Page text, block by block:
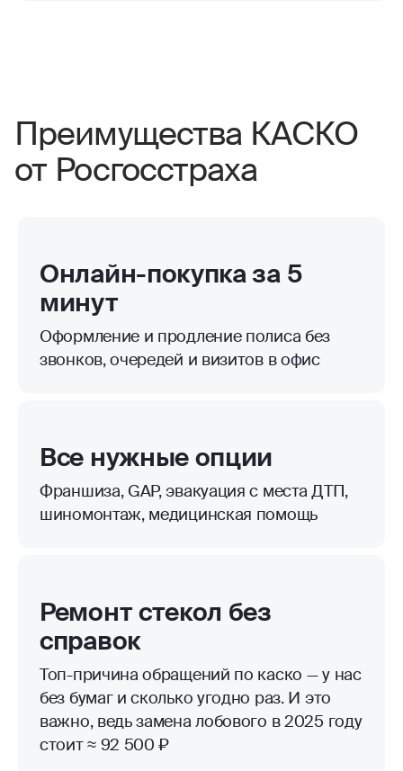
Преимущества КАСКО
от Росгосстраха
Онлайн-покупка за 5
минут
Оформление и продление полиса без
звонков, очередей и визитов в офис
Все нужные опции
Франшиза, GAP, эвакуация с места ДТП,
шиномонтаж, медицинская помощь
Ремонт стекол без
справок
Топ-причина обращений по каско — у нас
без бумаг и сколько угодно раз. И это
важно, ведь замена лобового в 2025 году
стоит ≈ 92 500 ₽